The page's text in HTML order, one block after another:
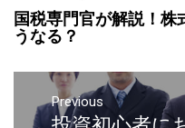
国税専門官が解説！株
うなる？
Previous